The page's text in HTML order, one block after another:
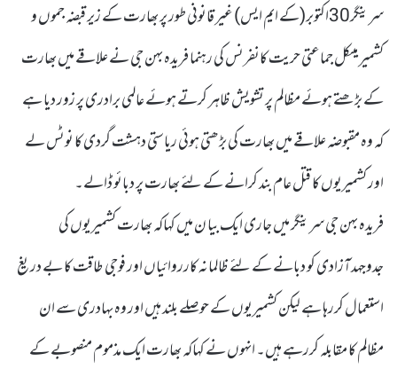
سرینگر30اکتوبر(کے ایم ایس) غیر قانونی طور پر بھارت کے زیر قبضہ جموں و
کشمیر میںکل جماعتی حریت کانفرنس کی رہنما فریدہ بہن جی نے علاقے میں بھارت
کے بڑھتے ہوئے مظالم پر تشویش ظاہر کرتے ہوئے عالمی برادری پر زور دیا ہے
کہ وہ مقبوضہ علاقے میں بھارت کی بڑھتی ہوئی ریاستی دہشت گردی کا نوٹس لے
اور کشمیریوں کا قتل عام بند کرانے کے لئے بھارت پر دبائو ڈالے۔
فریدہ بہن جی سرینگر میں جاری ایک بیا ن میں کہاکہ بھارت کشمیریوں کی
جدوجہدآزادی کو دبانے کے لئے ظالمانہ کارروائیاں اور فوجی طاقت کا بے دریغ
استعمال کررہا ہے لیکن کشمیریوں کے حوصلے بلند ہیں اور وہ بہادری سے ان
مظالم کا مقابلہ کررہے ہیں۔ انہوں نے کہاکہ بھارت ایک مذموم منصوبے کے